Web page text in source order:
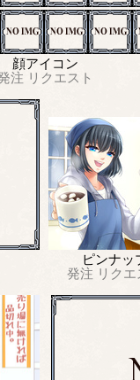
顔アイコン
注 リクエスト
ピンナッ
発注 リク